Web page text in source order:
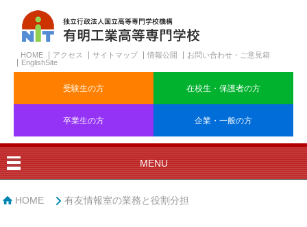
HOME アクセス サイトマップ 情報公開
お問い合わせ・ご意見箱
EnglishSite
受験生の方 在校生・保護者の方
卒業生の方 企業・一般の方
MENU
HOME 有友情報室の業務と役割分担